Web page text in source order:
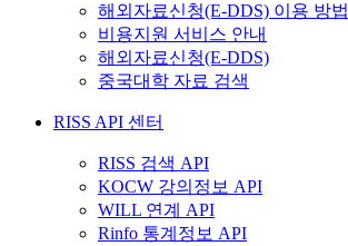
해외자료신청(E-DDS) 이용 방법
비용지원 서비스 안내
해외자료신청(E-DDS)
중국대학 자료 검색
RISS API 센터
RISS 검색 API
KOCW 강의정보 API
WILL 연계 API
Rinfo 통계정보 API